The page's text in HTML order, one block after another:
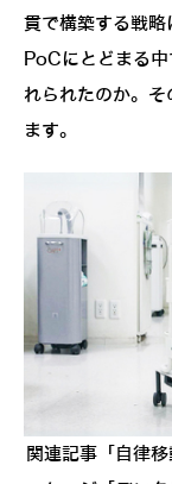
貫で構築する戦
PoCにとどまる
れられたのか。そ
ます。
関連記事「自律